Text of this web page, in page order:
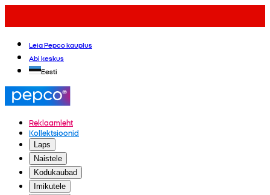
Leia Pepco kauplus
Abi keskus
Eesti
Reklaamleht
Kollektsioonid
Laps
Naistele
Kodukaubad
Imikutele